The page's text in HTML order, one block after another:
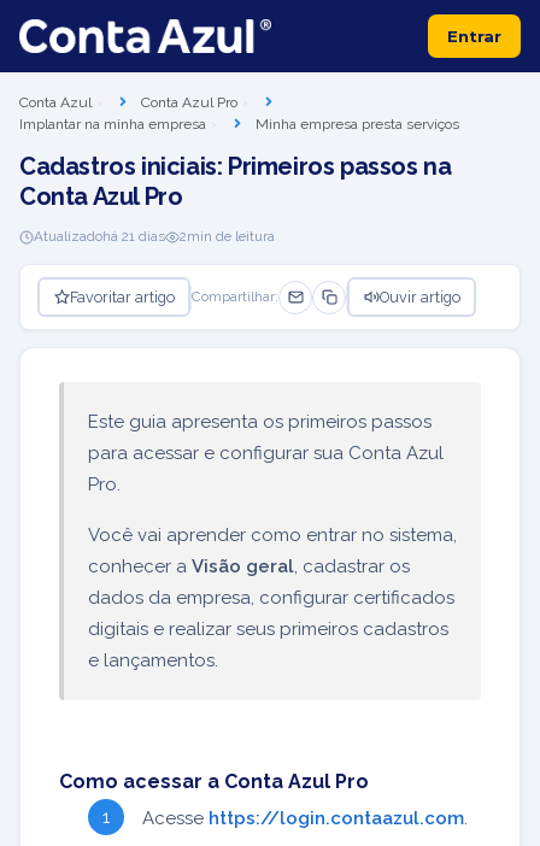
Entrar
Conta Azul
Conta Azul Pro
Implantar na minha empresa
Minha empresa presta serviços
Cadastros iniciais: Primeiros passos na
Conta Azul Pro
Atualizadohá 21 dias 2min de leitura
Favoritar artigo Compartilhar: Ouvir artigo
Este guia apresenta os primeiros passos
para acessar e configurar sua Conta Azul
Pro.
Você vai aprender como entrar no sistema,
conhecer a Visão geral, cadastrar os
dados da empresa, configurar certificados
digitais e realizar seus primeiros cadastros
e lançamentos.
Como acessar a Conta Azul Pro
Acesse https://login.contaazul.com